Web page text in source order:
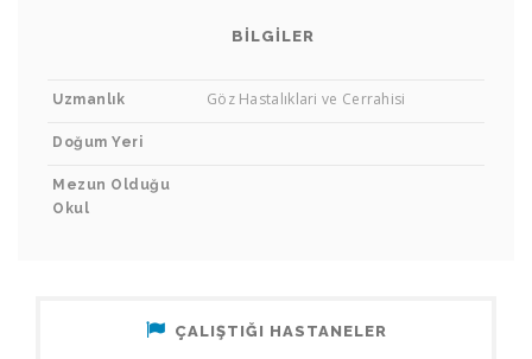
Op. Dr. Fevzi ÇELİK
BILGILER
Uzmanlık Göz Hastalıklari ve Cerrahisi
Doğum Yeri
Mezun Olduğu
Okul
ÇALIŞTIĞI HASTANELER